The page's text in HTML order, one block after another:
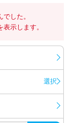
した。
示します。
選択